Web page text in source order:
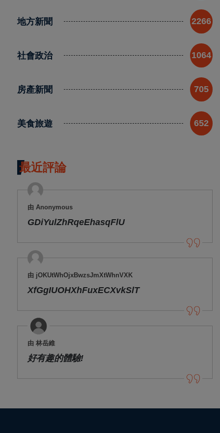
地方新聞 2266
社會政治 1064
房產新聞 705
美食旅遊 652
最近評論
由 Anonymous
GDiYulZhRqeEhasqFlU
由 jOKUtWhOjxBwzsJmXtWhnVXK
XfGgIUOHXhFuxECXvkSlT
由 林岳維
好有趣的體驗!